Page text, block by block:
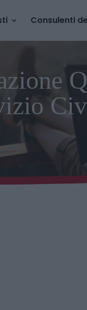
Consulenti